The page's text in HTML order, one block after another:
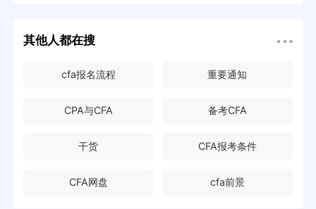
其他人都在搜
cfa报名流程 重要通知
CPA与CFA 备考CFA
干货 CFA报考条件
CFA网盘 cfa前景